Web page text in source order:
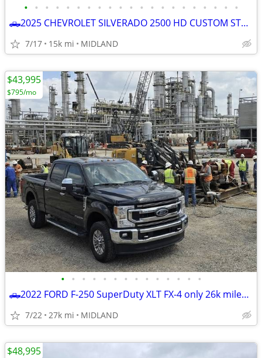
• • • • • • • • • • • • • • • • • • • • •
🛻2025 CHEVROLET SILVERADO 2500 HD CUSTOM STRD BED 4x4
7/17 15k mi MIDLAND
• • • • • • • • • • • • • •
🛻2022 FORD F-250 SuperDuty XLT FX-4 only 26k miles *BEST DEAL ZERO GAMES *☎
7/22 27k mi MIDLAND
$43,995
$795/mo
$48,995